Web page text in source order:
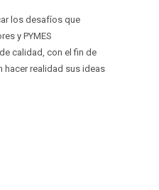
los desafíos que
y PYMES
calidad, con el fin de
hacer realidad sus ideas